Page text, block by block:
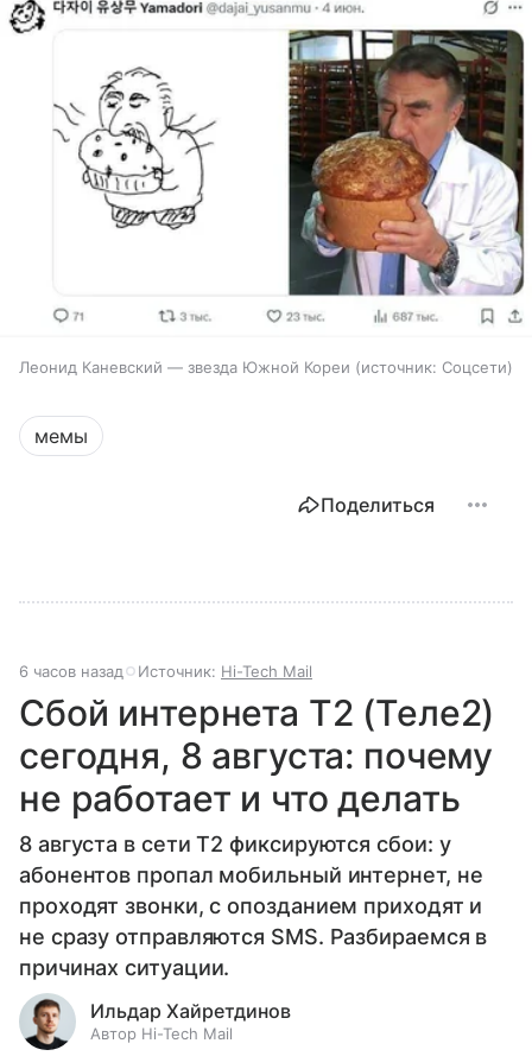
Леонид Каневский — звезда Южной Кореи источник: Соцсети
мемы
Поделиться
6 часов назад Источник: Hi-Tech Mail
Сбой интернета T2 (Теле2)
сегодня, 8 августа: почему
не работает и что делать
8 августа в сети T2 фиксируются сбои: у
абонентов пропал мобильный интернет, не
проходят звонки, с опозданием приходят и
не сразу отправляются SMS. Разбираемся в
причинах ситуации.
Ильдар Хайретдинов
Автор Hi-Tech Mail